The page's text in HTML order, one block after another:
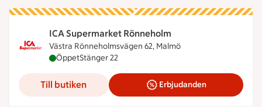
ICA Supermarket Rönneholm
Västra Rönneholmsvägen 62, Malmö
ICA Supermarket Rönneholm är öppen nu,
ÖppetStänger 22
Till butiken Erbjudanden